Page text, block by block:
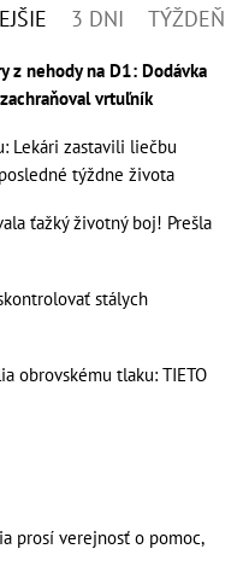
3 DNI TÝŽDEŇ
z nehody na D1: Dodávka
vrtuľník
Lekári zastavili liečbu
týždne života
ťažký životný boj! Prešla
stálych
obrovskému tlaku: TIETO
prosí verejnosť o pomoc,